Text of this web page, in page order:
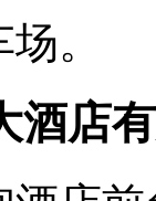
。
酒店